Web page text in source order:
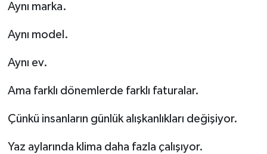
Aynı marka.
Aynı model.
Aynı ev.
Ama farklı dönemlerde farklı faturalar.
Çünkü insanların günlük alışkanlıkları değişiyor.
Yaz aylarında klima daha fazla çalışıyor.